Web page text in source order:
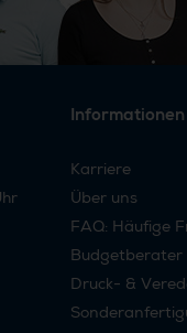
Informationen
Karriere
Über uns
FAQ: Häufige
Budgetberater
Druck- &